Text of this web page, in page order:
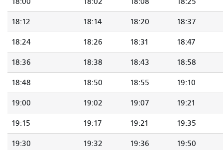
18:12 18:14 18:20 18:37
18:24 18:26 18:31 18:47
18:36 18:38 18:43 18:58
18:48 18:50 18:55 19:10
19:00 19:02 19:07 19:21
19:15 19:17 19:21 19:35
19:30 19:32 19:36 19:50